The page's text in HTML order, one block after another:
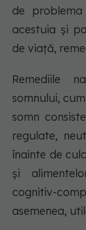
de
acestuia și
de viață,
Remediile
somnului,
somn
regulate,
înainte de
și
cognitiv-
asemenea,